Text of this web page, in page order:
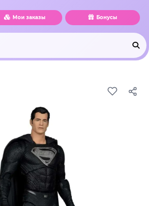
Мои заказы Бонусы